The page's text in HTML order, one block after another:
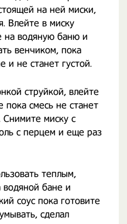
на ней миски,
Влейте в миску
на водяную баню и
венчиком, пока
и не станет густой.
струйкой, влейте
пока смесь не станет
миску с
с перцем и еще раз
теплым,
водяной бане и
соус пока готовите
сделал